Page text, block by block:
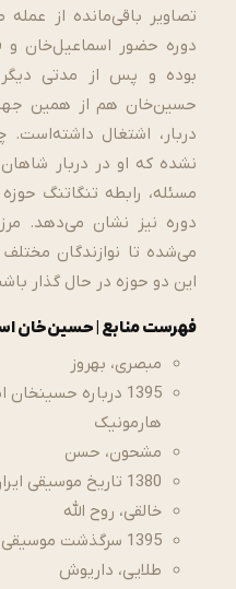
تصاویر باقی‌مانده از عمله
دوره حضور اسماعیل‌خان و
بوده و پس از مدتی دیگر
حسین‌خان هم از همین
دربار، اشتغال داشته‌است.
نشده که او در دربار
مسئله، رابطه تنگاتنگ
دوره نیز نشان می‌دهد.
می‌شده تا نوازندگان
این دو حوزه در حال گذار
فهرست منابع | حسین‌خان
مبصری، بهروز
1395 درباره
هارمونیک
مشحون، حسن
1380 تاریخ موسیقی ایران، تهران: فرهنگ نشر نو
خالقی، روح الله
1395 سرگذشت موسیقی ایران، تهران: ماهور
طلایی، داریوش